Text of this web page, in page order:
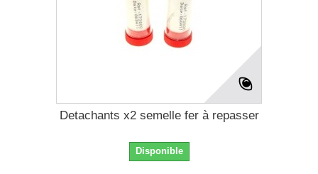
Detachants x2 semelle fer à repasser
Disponible